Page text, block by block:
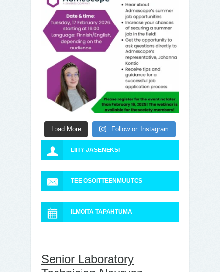
Load More Follow on Instagram
LIITY JÄSENEKSI
TEE OSOITTEENMUUTOS
ILMOITA TAPAHTUMA
Senior Laboratory